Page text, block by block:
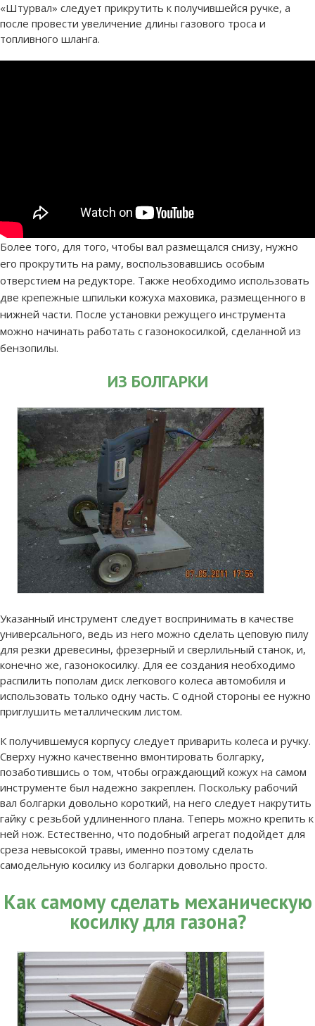
«Штурвал» следует прикрутить к получившейся ручке, а
после провести увеличение длины газового троса и
топливного шланга.
Более того, для того, чтобы вал размещался снизу, нужно
его прокрутить на раму, воспользовавшись особым
отверстием на редукторе. Также необходимо использовать
две крепежные шпильки кожуха маховика, размещенного в
нижней части. После установки режущего инструмента
можно начинать работать с газонокосилкой, сделанной из
бензопилы.
ИЗ БОЛГАРКИ
Указанный инструмент следует воспринимать в качестве
универсального, ведь из него можно сделать цеповую пилу
для резки древесины, фрезерный и сверлильный станок, и,
конечно же, газонокосилку. Для ее создания необходимо
распилить пополам диск легкового колеса автомобиля и
использовать только одну часть. С одной стороны ее нужно
приглушить металлическим листом.
К получившемуся корпусу следует приварить колеса и ручку.
Сверху нужно качественно вмонтировать болгарку,
позаботившись о том, чтобы ограждающий кожух на самом
инструменте был надежно закреплен. Поскольку рабочий
вал болгарки довольно короткий, на него следует накрутить
гайку с резьбой удлиненного плана. Теперь можно крепить к
ней нож. Естественно, что подобный агрегат подойдет для
среза невысокой травы, именно поэтому сделать
самодельную косилку из болгарки довольно просто.
Как самому сделать механическую
косилку для газона?